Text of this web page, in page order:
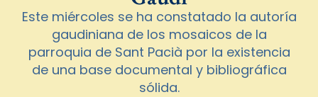
Este miércoles se ha constatado la autoría
gaudiniana de los mosaicos de la
parroquia de Sant Pacià por la existencia
de una base documental y bibliográfica
sólida.